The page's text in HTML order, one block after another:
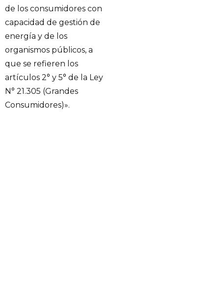
de los consumidores con
capacidad de gestión de
energía y de los
organismos públicos, a
que se refieren los
artículos 2° y 5° de la Ley
N° 21.305 (Grandes
Consumidores)».